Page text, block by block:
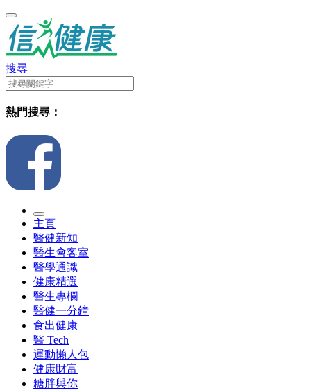
搜尋
熱門搜尋：
主頁
醫健新知
醫生會客室
醫學通識
健康精選
醫生專欄
醫健一分鐘
食出健康
醫 Tech
運動懶人包
健康財富
糖胖與你